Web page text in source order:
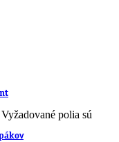
Vyžadované polia sú